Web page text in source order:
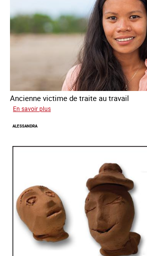
Ancienne victime de traite au travail
En savoir plus
ALESSANDRA